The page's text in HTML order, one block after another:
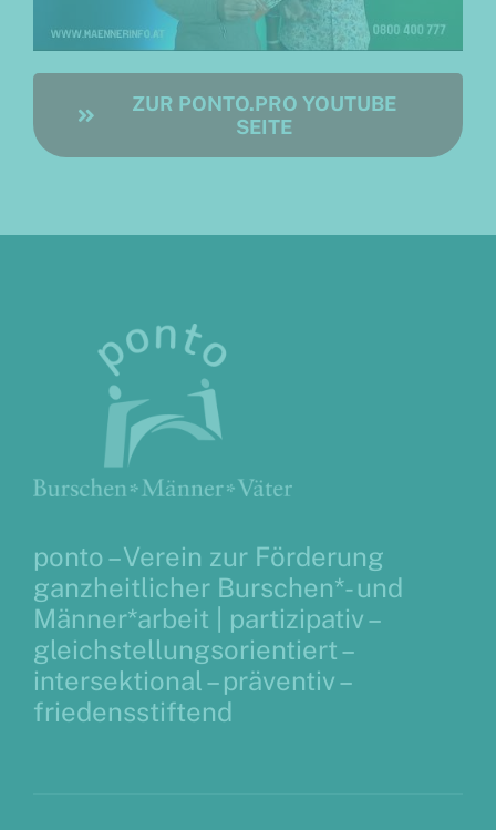
ZUR PONTO.PRO YOUTUBE
SEITE
ponto – Verein zur Förderung
ganzheitlicher Burschen*- und
Männer*arbeit | partizipativ –
gleichstellungsorientiert –
intersektional – präventiv –
friedensstiftend